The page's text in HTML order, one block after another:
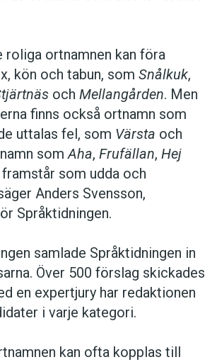
roliga ortnamnen kan föra
kön och tabun, som Snålkuk,
och Mellangården. Men
finns också ortnamn som
uttalas fel, som Värsta och
somAha, Frufällan, Hej
framstår som udda och
Anders Svensson,
Språktidningen.
samlade Språktidningen in
Över 500 förslag skickades
en expertjury har redaktionen
i varje kategori.
kan ofta kopplas till